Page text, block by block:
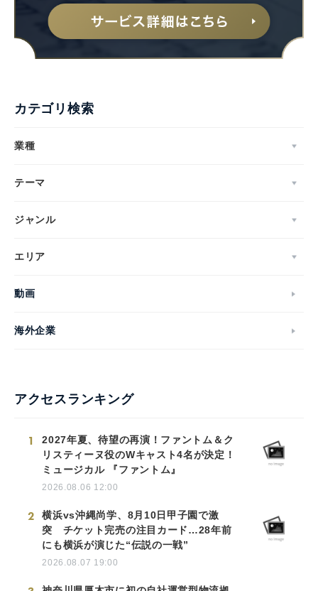
カテゴリ検索
業種
テーマ
ジャンル
エリア
動画
海外企業
アクセスランキング
1
2027年夏、待望の再演！ファントム＆ク
リスティーヌ役のWキャスト4名が決定！
ミュージカル 『ファントム』
2026.08.06 12:00
2
横浜vs沖縄尚学、8月10日甲子園で激
突 チケット完売の注目カード…28年前
にも横浜が演じた“伝説の一戦”
2026.08.07 19:00